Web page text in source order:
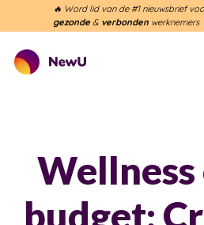
🔥 Word lid van de #1 nieuwsbrief
gezonde & verbonden werknemers
Wellness
budget: